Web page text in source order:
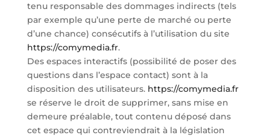
tenu responsable des dommages indirects (tels
par exemple qu’une perte de marché ou perte
d’une chance) consécutifs à l’utilisation du site
https://comymedia.fr.
Des espaces interactifs (possibilité de poser des
questions dans l’espace contact) sont à la
disposition des utilisateurs. https://comymedia.fr
se réserve le droit de supprimer, sans mise en
demeure préalable, tout contenu déposé dans
cet espace qui contreviendrait à la législation